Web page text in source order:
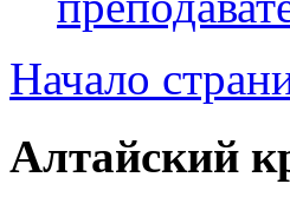
Начало
Алтайский